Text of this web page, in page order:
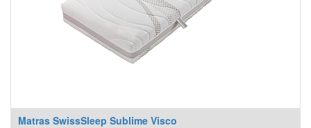
Matras SwissSleep Sublime Visco